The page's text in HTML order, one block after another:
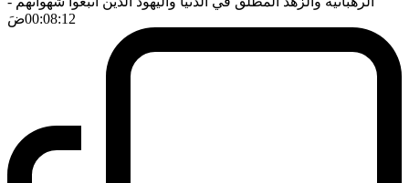
00:08:12ضَ